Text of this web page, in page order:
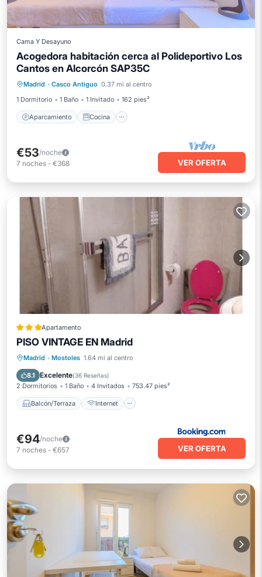
Cama Y Desayuno
Acogedora habitación cerca al Polideportivo Los
Cantos en Alcorcón SAP35C
Madrid · Casco Antiguo 0.37 mi al centro
1 Dormitorio
1 Baño 1 Invitado 162 pies²
Aparcamiento Cocina
Aparcamiento Cocina
Apto para niños
€53/noche
7 noches - €368 VER OFERTA
Apartamento
PISO VINTAGE EN Madrid
Madrid · Mostoles 1.64 mi al centro
8.1 Excelente(36 Reseñas)
2 Dormitorios 1 Baño 4 Invitados 753.47 pies²
Balcón/Terraza Internet
Balcón/Terraza
Internet
Apto para niños
€94/noche
7 noches - €657 VER OFERTA